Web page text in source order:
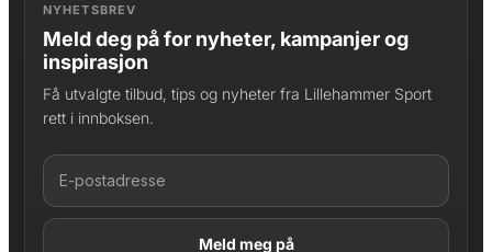
NYHETSBREV
Meld deg på for nyheter, kampanjer og
inspirasjon
Få utvalgte tilbud, tips og nyheter fra Lillehammer Sport
rett i innboksen.
LAGT I HANDLEKURV
Produktet er lagt til